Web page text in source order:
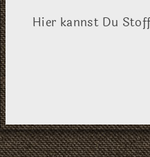
Hier kannst Du